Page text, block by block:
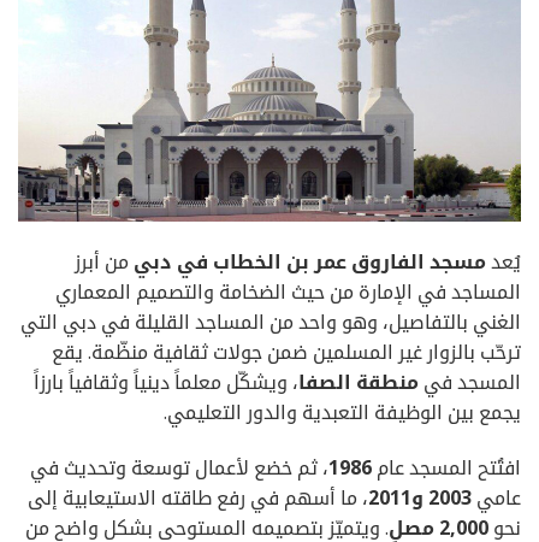
يُعدمسجد الفاروق عمر بن الخطاب في دبيمن أبرز
المساجد في الإمارة من حيث الضخامة والتصميم المعماري
الغني بالتفاصيل، وهو واحد من المساجد القليلة في دبي التي
ترحّب بالزوار غير المسلمين ضمن جولات ثقافية منظّمة. يقع
المسجد فيمنطقة الصفا، ويشكّل معلماً دينياً وثقافياً بارزاً
يجمع بين الوظيفة التعبدية والدور التعليمي.
افتُتح المسجد عام1986، ثم خضع لأعمال توسعة وتحديث في
عامي2003 و2011
، ما أسهم في رفع طاقته الاستيعابية إلى
نحو2,000 مصلٍ
. ويتميّز بتصميمه المستوحى بشكل واضح من